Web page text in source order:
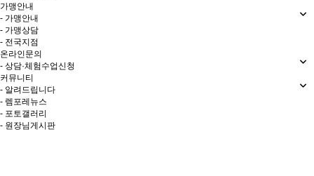
가맹안내
- 가맹안내
- 가맹상담
- 전국지점
온라인문의
- 상담·체험수업신청
커뮤니티
- 알려드립니다
- 렘포레뉴스
- 포토갤러리
- 원장님게시판